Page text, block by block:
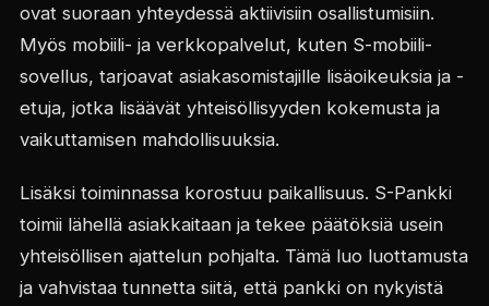
ovat suoraan yhteydessä aktiivisiin osallistumisiin.
Myös mobiili- ja verkkopalvelut, kuten S-mobiili-
sovellus, tarjoavat asiakasomistajille lisäoikeuksia ja -
etuja, jotka lisäävät yhteisöllisyyden kokemusta ja
vaikuttamisen mahdollisuuksia.
Lisäksi toiminnassa korostuu paikallisuus. S-Pankki
toimii lähellä asiakkaitaan ja tekee päätöksiä usein
yhteisöllisen ajattelun pohjalta. Tämä luo luottamusta
ja vahvistaa tunnetta siitä, että pankki on nykyistä